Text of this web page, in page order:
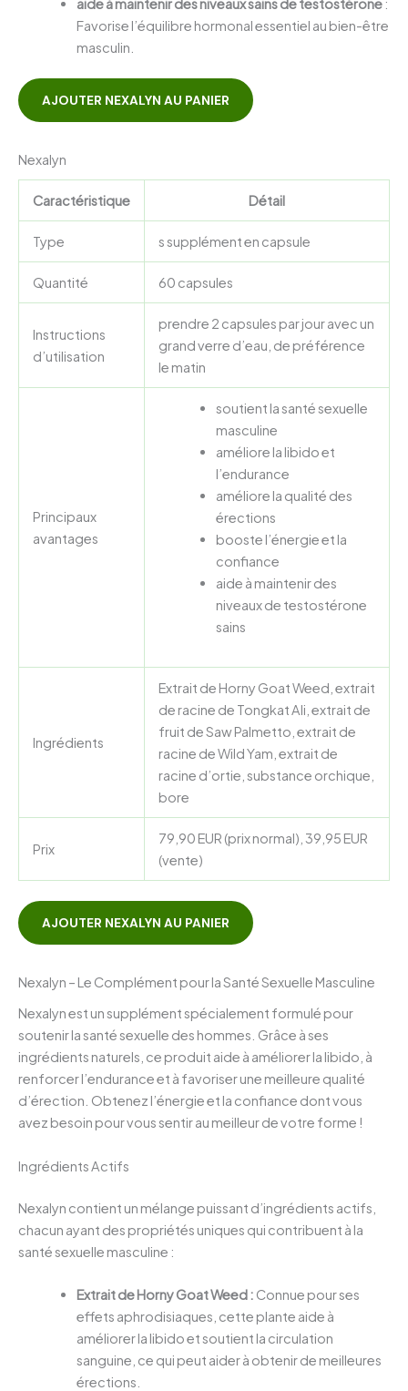
aide à maintenir des niveaux sains de testostérone:
Favorise l’équilibre hormonal essentiel au bien-être
masculin.
AJOUTER NEXALYN AU PANIER
Nexalyn
Caractéristique Détail
Type s supplément en capsule
Quantité 60 capsules
Instructions
d’utilisation
prendre 2 capsules par jour avec un
grand verre d’eau, de préférence
le matin
Principaux
avantages
soutient la santé sexuelle
masculine
améliore la libido et
l’endurance
améliore la qualité des
érections
booste l’énergie et la
confiance
aide à maintenir des
niveaux de testostérone
sains
Ingrédients
Extrait de Horny Goat Weed, extrait
de racine de Tongkat Ali, extrait de
fruit de Saw Palmetto, extrait de
racine de Wild Yam, extrait de
racine d’ortie, substance orchique,
bore
Prix
79,90 EUR (prix normal), 39,95 EUR
(vente)
AJOUTER NEXALYN AU PANIER
Nexalyn – Le Complément pour la Santé Sexuelle Masculine
Nexalyn est un supplément spécialement formulé pour
soutenir la santé sexuelle des hommes. Grâce à ses
ingrédients naturels, ce produit aide à améliorer la libido, à
renforcer l’endurance et à favoriser une meilleure qualité
d’érection. Obtenez l’énergie et la confiance dont vous
avez besoin pour vous sentir au meilleur de votre forme !
Ingrédients Actifs
Nexalyn contient un mélange puissant d’ingrédients actifs,
chacun ayant des propriétés uniques qui contribuent à la
santé sexuelle masculine :
Extrait de Horny Goat Weed : Connue pour ses
effets aphrodisiaques, cette plante aide à
améliorer la libido et soutient la circulation
sanguine, ce qui peut aider à obtenir de meilleures
érections.